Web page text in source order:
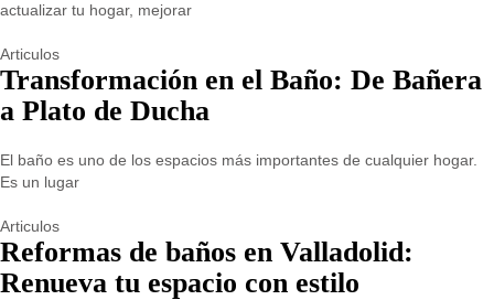
actualizar tu hogar, mejorar
Articulos
Transformación en el Baño: De Bañera
a Plato de Ducha
El baño es uno de los espacios más importantes de cualquier hogar.
Es un lugar
Articulos
Reformas de baños en Valladolid:
Renueva tu espacio con estilo